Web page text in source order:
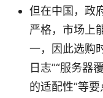
但在中国，政
严格，市场上
一，因此选购
日志”“服务器
的适配性”等要